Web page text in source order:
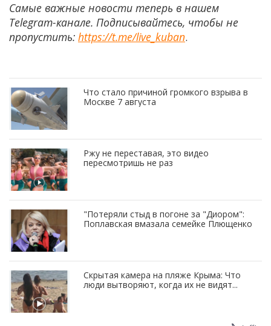
Самые важные новости теперь в нашем
Telegram-канале. Подписывайтесь, чтобы не
пропустить: https://t.me/live_kuban.
Что стало причиной громкого взрыва в
Москве 7 августа
Ржу не переставая, это видео
пересмотришь не раз
"Потеряли стыд в погоне за "Диором":
Поплавская вмазала семейке Плющенко
Скрытая камера на пляже Крыма: Что
люди вытворяют, когда их не видят...